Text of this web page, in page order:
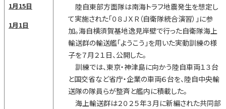
1月15日
1月1日
陸自東部方面隊は南海トラフ地震発生を想定し
て実施された「０８ＪＸＲ（自衛隊統合演習）」に参
加。海自横須賀基地逸見岸壁で行った自衛隊海上
輸送群の輸送艦「ようこう」を用いた実動訓練の様
子を７月２１日、公開した。
訓練では、東京・神津島に向かう陸自車両１３台
と国交省など省庁・企業の車両６台を、陸自中央輸
送隊の隊員らが整斉と艦内に積載した。
海上輸送群は２０２５年３月に新編された共同部